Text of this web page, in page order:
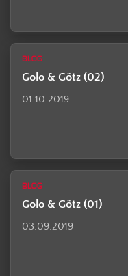
BLOG
Golo & Götz (02)
01.10.2019
BLOG
Golo & Götz (01)
03.09.2019